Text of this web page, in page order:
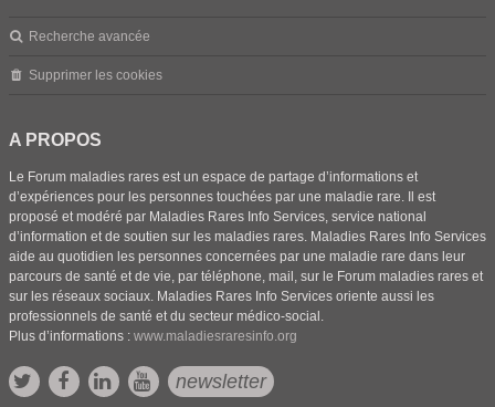
Recherche avancée
Supprimer les cookies
A PROPOS
Le Forum maladies rares est un espace de partage d’informations et
d’expériences pour les personnes touchées par une maladie rare. Il est
proposé et modéré par Maladies Rares Info Services, service national
d’information et de soutien sur les maladies rares. Maladies Rares Info Services
aide au quotidien les personnes concernées par une maladie rare dans leur
parcours de santé et de vie, par téléphone, mail, sur le Forum maladies rares et
sur les réseaux sociaux. Maladies Rares Info Services oriente aussi les
professionnels de santé et du secteur médico-social.
Plus d’informations : www.maladiesraresinfo.org
newsletter